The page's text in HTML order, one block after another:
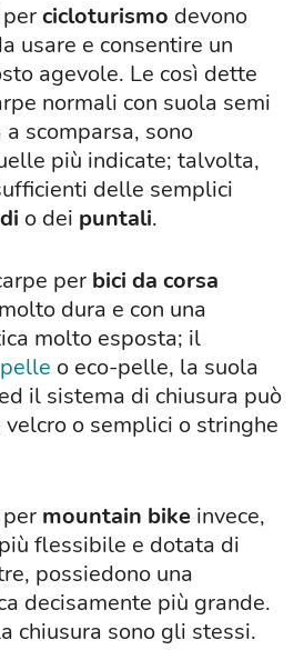
percicloturismo devono
usare e consentire un
agevole. Le così dette
normali con suola semi
scomparsa, sono
più indicate; talvolta,
delle semplici
o dei puntali.
per bici da corsa
dura e con una
molto esposta; il
pelle o eco-pelle, la suola
il sistema di chiusura può
o semplici o stringhe
per mountain bike invece,
flessibile e dotata di
possiedono una
decisamente più grande.
chiusura sono gli stessi.